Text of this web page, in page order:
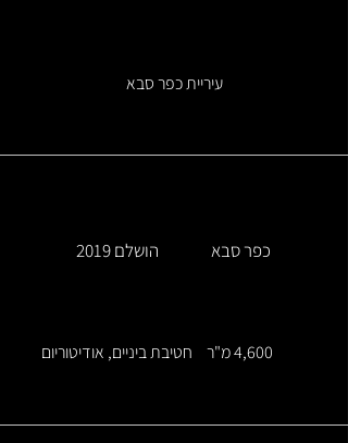
עיריית כפר סבא
הושלם 2019 כפר סבא
חטיבת ביניים, אודיטוריום 4,600 מ"ר